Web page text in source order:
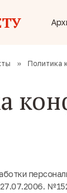
» Политика
№